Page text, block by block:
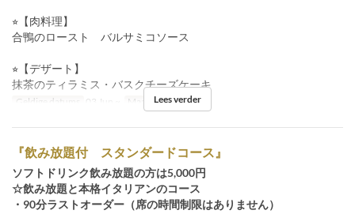
⭐︎【肉料理】
合鴨のロースト バルサミコソース
⭐︎【デザート】
抹茶のティラミス・バスクチーズケーキ
Geldige datums 03 Jun ~ Maaltijden Diner
Lees verder
『飲み放題付 スタンダードコース』
ソフトドリンク飲み放題の方は5,000円
☆飲み放題と本格イタリアンのコース
・90分ラストオーダー（席の時間制限はありません）